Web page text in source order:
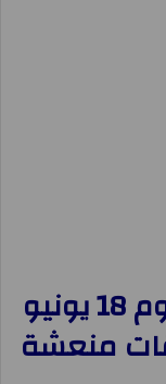
عروض لولو الشرقية اليوم 18 يونيو